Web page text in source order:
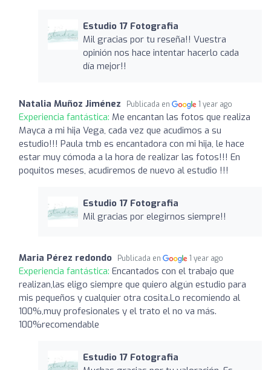
Estudio 17 Fotografia
Mil gracias por tu reseña!! Vuestra
opinión nos hace intentar hacerlo cada
día mejor!!
Natalia Muñoz Jiménez Publicada en 1 year ago
Experiencia fantástica: Me encantan las fotos que realiza
Mayca a mi hija Vega, cada vez que acudimos a su
estudio!!! Paula tmb es encantadora con mi hija, le hace
estar muy cómoda a la hora de realizar las fotos!!! En
poquitos meses, acudiremos de nuevo al estudio !!!
Estudio 17 Fotografia
Mil gracias por elegirnos siempre!!
Maria Pérez redondo Publicada en 1 year ago
Experiencia fantástica: Encantados con el trabajo que
realizan,las eligo siempre que quiero algún estudio para
mis pequeños y cualquier otra cosita.Lo recomiendo al
100%,muy profesionales y el trato el no va más.
100%recomendable
Estudio 17 Fotografia